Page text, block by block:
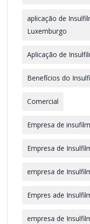
aplicação de
Luxemburgo
Aplicação de
Benefícios do
Comercial
Empresa de
Empresa de
empresa de
Empres ade
empresa de